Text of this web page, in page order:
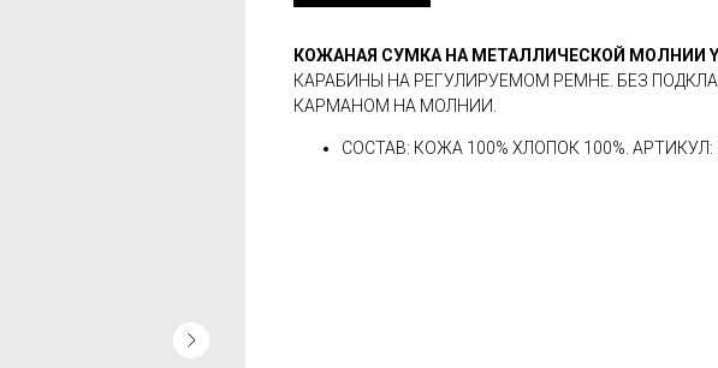
КОЖАНАЯ СУМКА НА МЕТАЛЛИЧЕСКОЙ МОЛНИИ
КАРАБИНЫ НА РЕГУЛИРУЕМОМ РЕМНЕ. БЕЗ
КАРМАНОМ НА МОЛНИИ.
СОСТАВ: КОЖА 100% ХЛОПОК 100%. АРТИКУЛ: